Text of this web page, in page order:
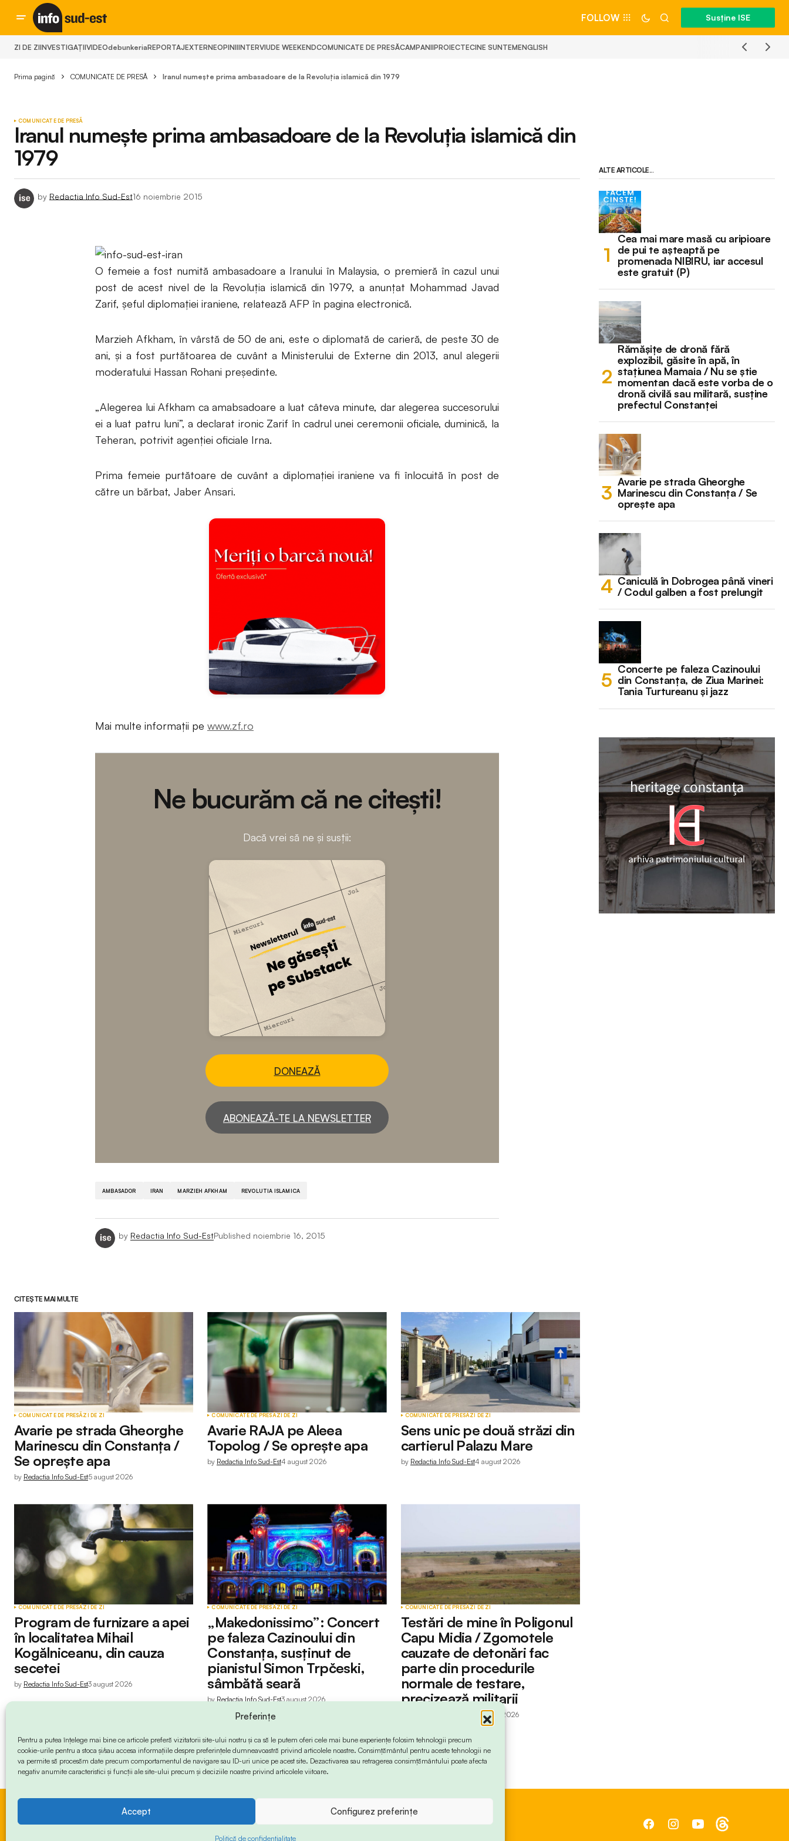
Preferințe
Pentru a putea înțelege mai bine ce articole preferă vizitatorii site-ului nostru și ca să le putem oferi cele mai bune experiențe folosim tehnologii precum
cookie-urile pentru a stoca și/sau accesa informațiile despre preferințele dumneavoastră privind articolele noastre. Consimțământul pentru aceste tehnologii ne
va permite să procesăm date precum comportamentul de navigare sau ID-uri unice pe acest site. Dezactivarea sau retragerea consimțământului poate afecta
negativ anumite caracteristici și funcții ale site-ului precum și deciziile noastre privind articolele viitoare.
Accept Configurez preferințe
Politică de confidențialitate
FOLLOW Susține ISE
ZI DE ZIINVESTIGAȚIIVIDEOdebunkeriaREPORTAJEXTERNEOPINIIINTERVIUDE WEEKENDCOMUNICATE DE PRESĂCAMPANIIPROIECTECINE SUNTEMENGLISH
Prima pagină COMUNICATE DE PRESĂ Iranul numeşte prima ambasadoare de la Revoluţia islamică din 1979
COMUNICATE DE PRESĂ
Iranul numeşte prima ambasadoare de la Revoluţia islamică din
1979
by Redactia Info Sud-Est16 noiembrie 2015
O femeie a fost numită ambasadoare a Iranului în Malaysia, o premieră în cazul unui
post de acest nivel de la Revoluţia islamică din 1979, a anunţat Mohammad Javad
Zarif, şeful diplomaţiei iraniene, relatează AFP în pagina electronică.
Marzieh Afkham, în vârstă de 50 de ani, este o diplomată de carieră, de peste 30 de
ani, şi a fost purtătoarea de cuvânt a Ministerului de Externe din 2013, anul alegerii
moderatului Hassan Rohani preşedinte.
„Alegerea lui Afkham ca amabsadoare a luat câteva minute, dar alegerea succesorului
ei a luat patru luni”, a declarat ironic Zarif în cadrul unei ceremonii oficiale, duminică, la
Teheran, potrivit agenţiei oficiale Irna.
Prima femeie purtătoare de cuvânt a diplomaţiei iraniene va fi înlocuită în post de
către un bărbat, Jaber Ansari.
Mai multe informații pe www.zf.ro
Ne bucurăm că ne citești!
Dacă vrei să ne și susții:
DONEAZĂ
ABONEAZĂ-TE LA NEWSLETTER
AMBASADOR IRAN MARZIEH AFKHAM REVOLUTIA ISLAMICA
by Redactia Info Sud-EstPublished noiembrie 16, 2015
CITEȘTE MAI MULTE
COMUNICATE DE PRESĂZI DE ZI
Avarie pe strada Gheorghe
Marinescu din Constanța /
Se oprește apa
by Redactia Info Sud-Est5 august 2026
COMUNICATE DE PRESĂZI DE ZI
Avarie RAJA pe Aleea
Topolog / Se oprește apa
by Redactia Info Sud-Est4 august 2026
COMUNICATE DE PRESĂZI DE ZI
Sens unic pe două străzi din
cartierul Palazu Mare
by Redactia Info Sud-Est4 august 2026
COMUNICATE DE PRESĂZI DE ZI
Program de furnizare a apei
în localitatea Mihail
Kogălniceanu, din cauza
secetei
by Redactia Info Sud-Est3 august 2026
COMUNICATE DE PRESĂZI DE ZI
„Makedonissimo”: Concert
pe faleza Cazinoului din
Constanța, susținut de
pianistul Simon Trpčeski,
sâmbătă seară
by Redactia Info Sud-Est3 august 2026
COMUNICATE DE PRESĂZI DE ZI
Testări de mine în Poligonul
Capu Midia / Zgomotele
cauzate de detonări fac
parte din procedurile
normale de testare,
precizează militarii
3 august 2026
ALTE ARTICOLE...
Cea mai mare masă cu aripioare
de pui te așteaptă pe
promenada NIBIRU, iar accesul
este gratuit (P)
Rămășițe de dronă fără
explozibil, găsite în apă, în
stațiunea Mamaia / Nu se știe
momentan dacă este vorba de o
dronă civilă sau militară, susține
prefectul Constanței
Avarie pe strada Gheorghe
Marinescu din Constanța / Se
oprește apa
Caniculă în Dobrogea până vineri
/ Codul galben a fost prelungit
Concerte pe faleza Cazinoului
din Constanța, de Ziua Marinei:
Tania Turtureanu și jazz
© 2024 Info-Sud-Est. All Rights Reserved.